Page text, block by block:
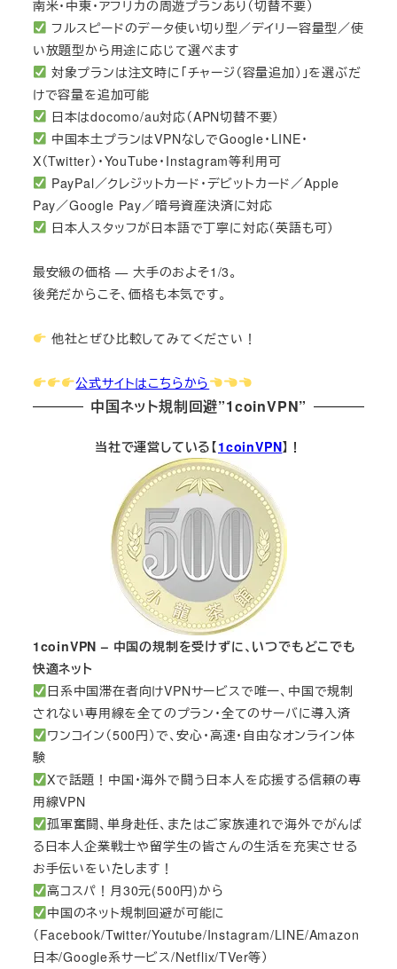
南米・中東・アフリカの周遊プランあり（切替不要）
フルスピードのデータ使い切り型／デイリー容量型／使
い放題型から用途に応じて選べます
対象プランは注文時に「チャージ（容量追加）」を選ぶだ
けで容量を追加可能
日本はdocomo/au対応（APN切替不要）
中国本土プランはVPNなしでGoogle・LINE・
X（Twitter）・YouTube・Instagram等利用可
PayPal／クレジットカード・デビットカード／Apple
Pay／Google Pay／暗号資産決済に対応
日本人スタッフが日本語で丁寧に対応（英語も可）
最安級の価格 — 大手のおよそ1/3。
後発だからこそ、価格も本気です。
他社とぜひ比較してみてください！
公式サイトはこちらから
中国ネット規制回避”1coinVPN”
当社で運営している【1coinVPN】！
1coinVPN – 中国の規制を受けずに、いつでもどこでも
快適ネット
日系中国滞在者向けVPNサービスで唯一、中国で規制
されない専用線を全てのプラン・全てのサーバに導入済
ワンコイン（500円）で、安心・高速・自由なオンライン体
験
Xで話題！中国・海外で闘う日本人を応援する信頼の専
用線VPN
孤軍奮闘、単身赴任、またはご家族連れで海外でがんば
る日本人企業戦士や留学生の皆さんの生活を充実させる
お手伝いをいたします！
高コスパ！月30元(500円)から
中国のネット規制回避が可能に
（Facebook/Twitter/Youtube/Instagram/LINE/Amazon
日本/Google系サービス/Netflix/TVer等）